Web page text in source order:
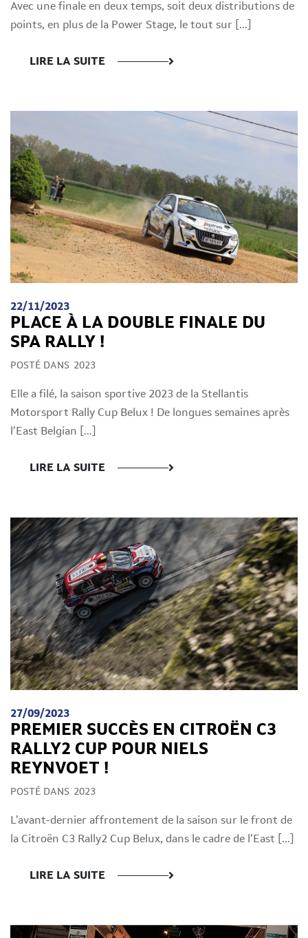
Avec une finale en deux temps, soit deux distributions de
points, en plus de la Power Stage, le tout sur […]
LIRE LA SUITE
22/11/2023
PLACE À LA DOUBLE FINALE DU
SPA RALLY !
POSTÉ DANS 2023
Elle a filé, la saison sportive 2023 de la Stellantis
Motorsport Rally Cup Belux ! De longues semaines après
l’East Belgian […]
LIRE LA SUITE
27/09/2023
PREMIER SUCCÈS EN CITROËN C3
RALLY2 CUP POUR NIELS
REYNVOET !
POSTÉ DANS 2023
L’avant-dernier affrontement de la saison sur le front de
la Citroën C3 Rally2 Cup Belux, dans le cadre de l’East […]
LIRE LA SUITE